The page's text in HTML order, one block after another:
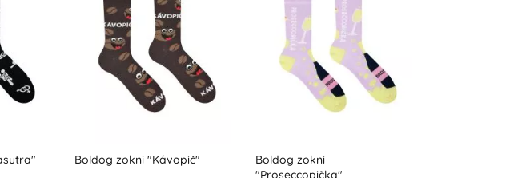
"Kávopič"
Boldog zokni
Boldog Fisherman Zokni